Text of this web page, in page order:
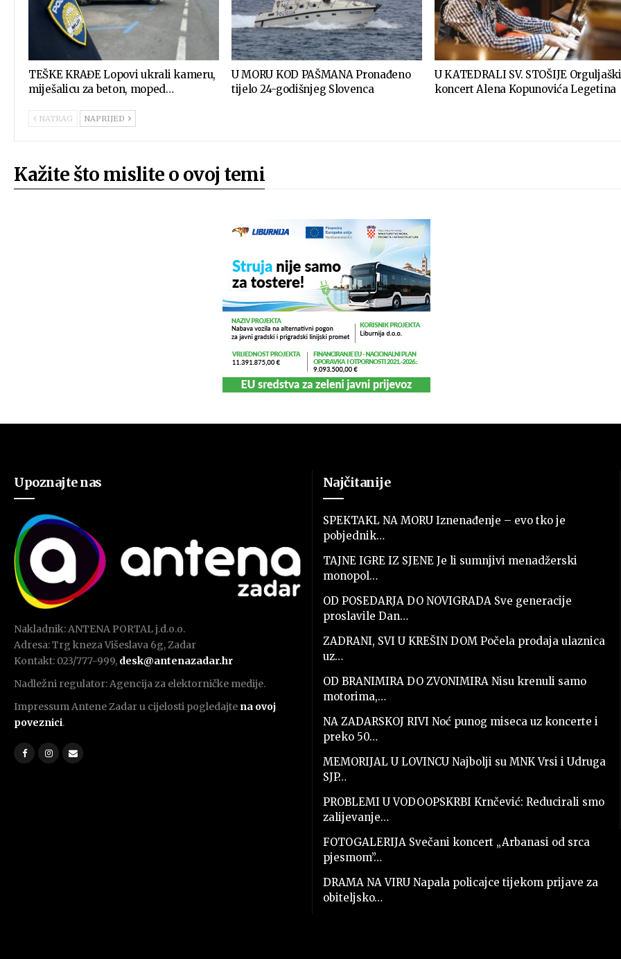
TEŠKE KRAĐE Lopovi ukrali kameru,
miješalicu za beton, moped…
U MORU KOD PAŠMANA Pronađeno
tijelo 24-godišnjeg Slovenca
U KATEDRALI SV. STOŠIJE Orguljaški
koncert Alena Kopunovića Legetina
NATRAG NAPRIJED
Kažite što mislite o ovoj temi
Upoznajte nas
Nakladnik: ANTENA PORTAL j.d.o.o.
Adresa: Trg kneza Višeslava 6g, Zadar
Kontakt: 023/777-999, desk@antenazadar.hr
Nadležni regulator: Agencija za elektorničke medije.
Impressum Antene Zadar u cijelosti pogledajte na ovoj
poveznici.
Najčitanije
SPEKTAKL NA MORU Iznenađenje – evo tko je
pobjednik…
TAJNE IGRE IZ SJENE Je li sumnjivi menadžerski
monopol…
OD POSEDARJA DO NOVIGRADA Sve generacije
proslavile Dan…
ZADRANI, SVI U KREŠIN DOM Počela prodaja ulaznica
uz…
OD BRANIMIRA DO ZVONIMIRA Nisu krenuli samo
motorima,…
NA ZADARSKOJ RIVI Noć punog miseca uz koncerte i
preko 50…
MEMORIJAL U LOVINCU Najbolji su MNK Vrsi i Udruga
SJP…
PROBLEMI U VODOOPSKRBI Krnčević: Reducirali smo
zalijevanje…
FOTOGALERIJA Svečani koncert „Arbanasi od srca
pjesmom”…
DRAMA NA VIRU Napala policajce tijekom prijave za
obiteljsko…